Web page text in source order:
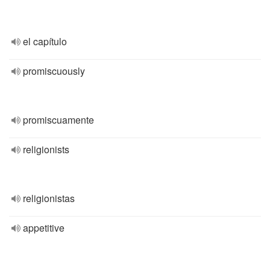
el capítulo
promiscuously
promiscuamente
religionists
religionistas
appetitive